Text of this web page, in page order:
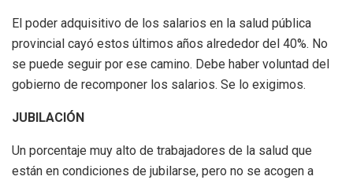
El poder adquisitivo de los salarios en la salud pública
provincial cayó estos últimos años alrededor del 40%. No
se puede seguir por ese camino. Debe haber voluntad del
gobierno de recomponer los salarios. Se lo exigimos.
JUBILACIÓN
Un porcentaje muy alto de trabajadores de la salud que
están en condiciones de jubilarse, pero no se acogen a